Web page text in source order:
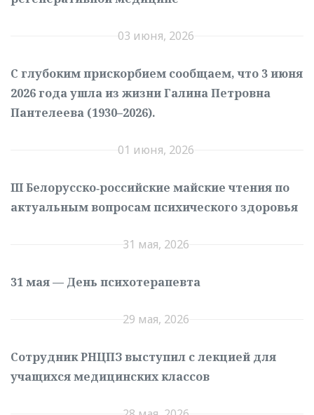
03 июня, 2026
С глубоким прискорбием сообщаем, что 3 июня
2026 года ушла из жизни Галина Петровна
Пантелеева (1930–2026).
01 июня, 2026
III Белорусско‑российские майские чтения по
актуальным вопросам психического здоровья
31 мая, 2026
31 мая — День психотерапевта
29 мая, 2026
Сотрудник РНЦПЗ выступил с лекцией для
учащихся медицинских классов